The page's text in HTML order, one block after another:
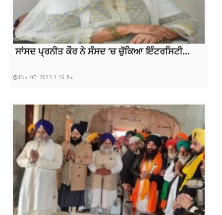
ਸਾਂਸਦ ਪ੍ਰਨੀਤ ਕੌਰ ਨੇ ਸੰਸਦ ‘ਚ ਚੁੱਕਿਆ ਇੰਟਰਸਿਟੀ...
Dec 07, 2023 3:26 Pm